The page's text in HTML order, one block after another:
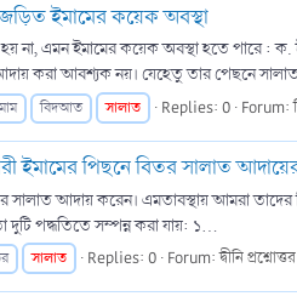
ইমামের কয়েক অবস্থা
না, এমন ইমামের কয়েক অবস্থা হতে পারে :
করা আবশ্যক নয়। যেহেতু তার পেছনে
বিদআত সালাত Replies: 0 Forum:
ইমামের পিছনে বিতর সালাত
সালাত আদায় করেন। এমতাবস্থায় আমরা
পদ্ধতিতে সম্পন্ন করা যায়: ১...
সালাত Replies: 0 Forum:দ্বীনি প্রশ্নোত্তর